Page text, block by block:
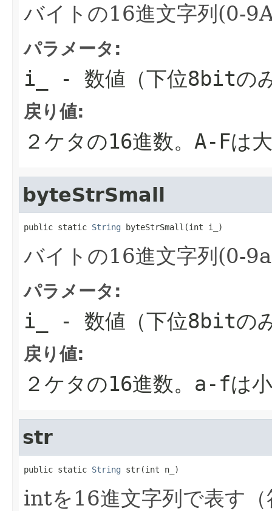
バイトの16進文字列(0-
パラメータ:
i_ - 数値（下位8bitの
戻り値:
２ケタの16進数。A-Fは
byteStrSmall
public static String byteStrSmall(int i_)
バイトの16進文字列(0-
パラメータ:
i_ - 数値（下位8bitの
戻り値:
２ケタの16進数。a-fは
str
public static String str(int n_)
intを16進文字列で表す（